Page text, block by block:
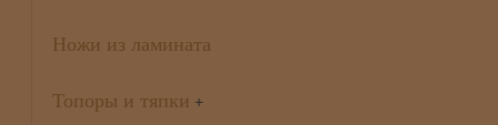
Ножи из ламината
Топоры и тяпки +